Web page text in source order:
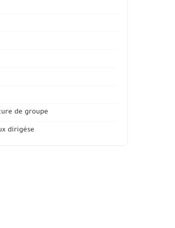
de groupe
dirigése